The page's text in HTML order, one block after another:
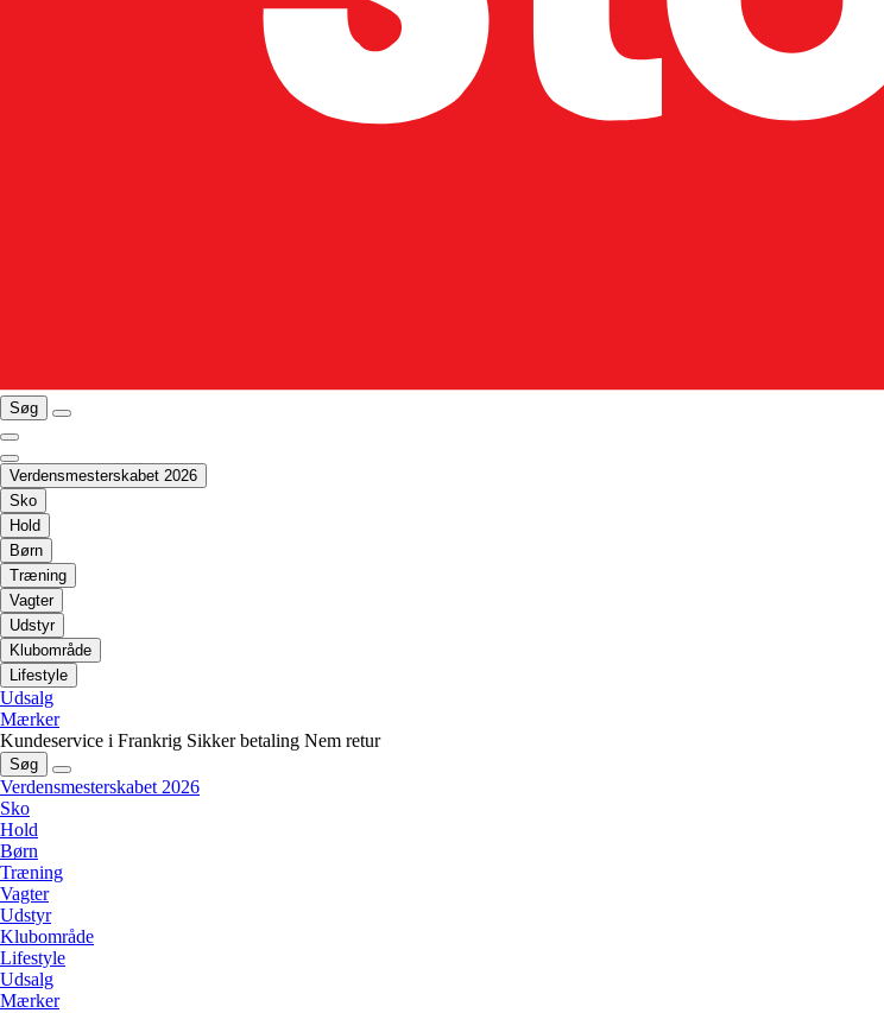
Søg
Verdensmesterskabet 2026
Sko
Hold
Børn
Træning
Vagter
Udstyr
Klubområde
Lifestyle
Udsalg
Mærker
Kundeservice i Frankrig Sikker betaling Nem retur
Søg
Verdensmesterskabet 2026
Sko
Hold
Børn
Træning
Vagter
Udstyr
Klubområde
Lifestyle
Udsalg
Mærker